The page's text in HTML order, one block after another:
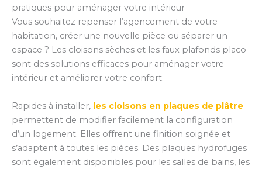
pratiques pour aménager votre intérieur
Vous souhaitez repenser l’agencement de votre
habitation, créer une nouvelle pièce ou séparer un
espace ? Les cloisons sèches et les faux plafonds placo
sont des solutions efficaces pour aménager votre
intérieur et améliorer votre confort.
Rapides à installer, les cloisons en plaques de plâtre
permettent de modifier facilement la configuration
d’un logement. Elles offrent une finition soignée et
s’adaptent à toutes les pièces. Des plaques hydrofuges
sont également disponibles pour les salles de bains, les